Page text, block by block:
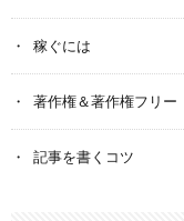
稼ぐには
著作権＆著作権フリー
記事を書くコツ